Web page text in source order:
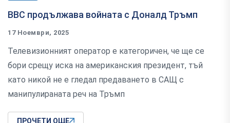
ВВС продължава войната с Доналд Тръмп
17 Ноември, 2025
Телевизионният оператор е категоричен, че ще се
бори срещу иска на американския президент, тъй
като никой не е гледал предаването в САЩ с
манипулираната реч на Тръмп
ПРОЧЕТИ ОЩЕ